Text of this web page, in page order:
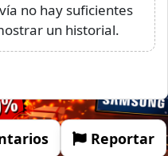
no hay suficientes
un historial.
Reportar